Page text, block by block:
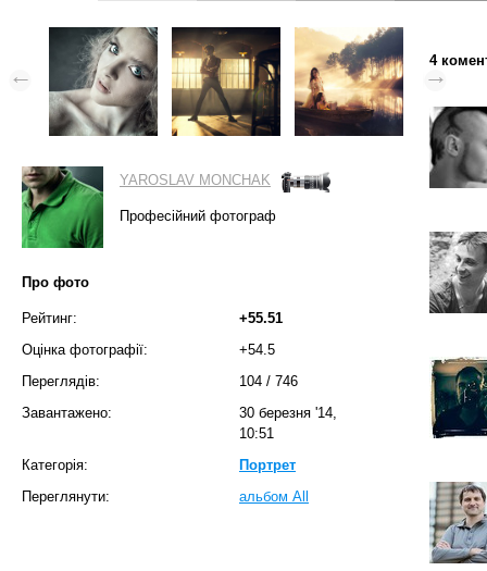
YAROSLAV MONCHAK
Професійний фотограф
Про фото
Рейтинг:
+55.51
Оцінка фотографії:
+54.5
Переглядів:
104 / 746
Завантажено:
30 березня '14,
10:51
Категорія:
Портрет
Переглянути:
альбом All
4